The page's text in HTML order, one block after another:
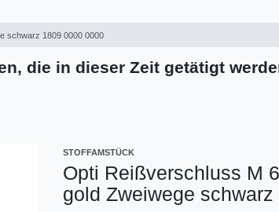
schwarz 1809 0000 0000
die in dieser Zeit getätigt
STOFFAMSTÜCK
Opti Reißverschluss M
gold Zweiwege